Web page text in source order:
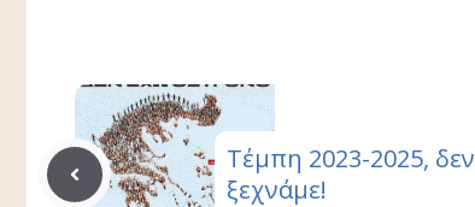
Τέμπη 2023-2025, δεν
ξεχνάμε!